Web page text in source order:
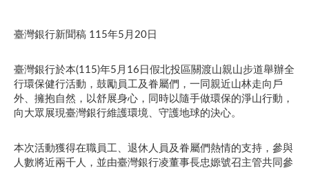
臺灣銀行新聞稿 115年5月20日
臺灣銀行於本(115)年5月16日假北投區關渡山親山步道舉辦全
行環保健行活動，鼓勵員工及眷屬們，一同親近山林走向戶
外、擁抱自然，以舒展身心，同時以隨手做環保的淨山行動，
向大眾展現臺灣銀行維護環境、守護地球的決心。
本次活動獲得在職員工、退休人員及眷屬們熱情的支持，參與
人數將近兩千人，並由臺灣銀行凌董事長忠嫄號召主管共同參